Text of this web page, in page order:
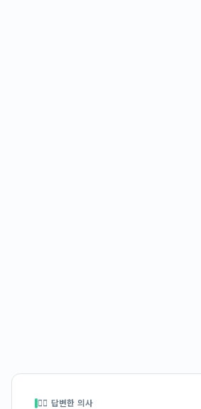
👩‍⚕️ 답변한 의사